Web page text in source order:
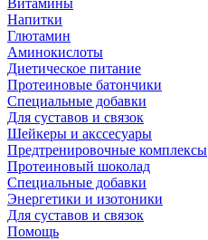
Напитки
Глютамин
Аминокислоты
Диетическое питание
Протеиновые батончики
Специальные добавки
Для суставов и связок
Шейкеры и акссесуары
Предтренировочные комплексы
Протеиновый шоколад
Специальные добавки
Энергетики и изотоники
Для суставов и связок
Помощь